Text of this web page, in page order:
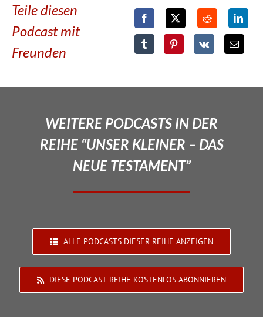
Teile diesen
Podcast mit
Freunden
WEITERE PODCASTS IN DER
REIHE “UNSER KLEINER – DAS
NEUE TESTAMENT”
ALLE PODCASTS DIESER REIHE ANZEIGEN
DIESE PODCAST-REIHE KOSTENLOS ABONNIEREN